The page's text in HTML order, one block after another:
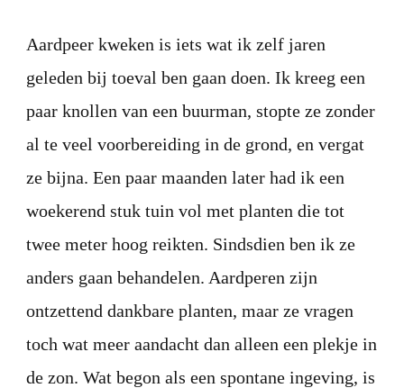
Aardpeer kweken is iets wat ik zelf jaren
geleden bij toeval ben gaan doen. Ik kreeg een
paar knollen van een buurman, stopte ze zonder
al te veel voorbereiding in de grond, en vergat
ze bijna. Een paar maanden later had ik een
woekerend stuk tuin vol met planten die tot
twee meter hoog reikten. Sindsdien ben ik ze
anders gaan behandelen. Aardperen zijn
ontzettend dankbare planten, maar ze vragen
toch wat meer aandacht dan alleen een plekje in
de zon. Wat begon als een spontane ingeving, is